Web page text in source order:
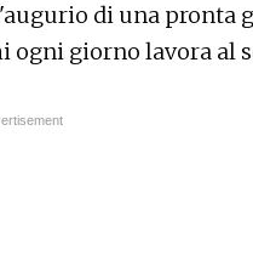
di una pronta
ogni giorno lavora al